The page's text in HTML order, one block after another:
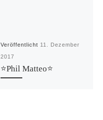
Veröffentlicht 11. Dezember
2017
⭐Phil Matteo⭐